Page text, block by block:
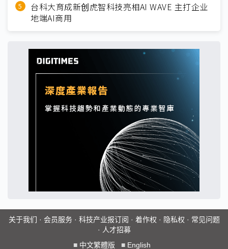
台科大育成新创虎智科技亮相AI WAVE 主打企业
地端AI商用
关于我们 · 会员服务· 科技产业报订阅 · 着作权 · 隐私权 · 常见问题
· 人才招募
■ 中文繁體版 ■ English